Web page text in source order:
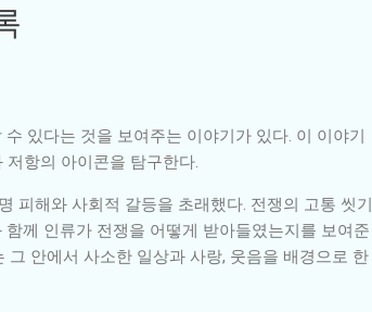
있다는 것을 보여주는 이야기가 있다. 이 이야기
항의 아이콘을 탐구한다.
피해와 사회적 갈등을 초래했다. 전쟁의 고통 씻기
께 인류가 전쟁을 어떻게 받아들였는지를 보여준
안에서 사소한 일상과 사랑, 웃음을 배경으로 한